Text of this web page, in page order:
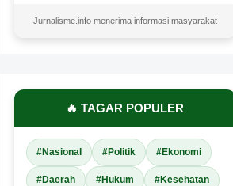
Jurnalisme.info menerima informasi masyarakat
🔥 TAGAR POPULER
#Nasional #Politik #Ekonomi
#Daerah #Hukum #Kesehatan